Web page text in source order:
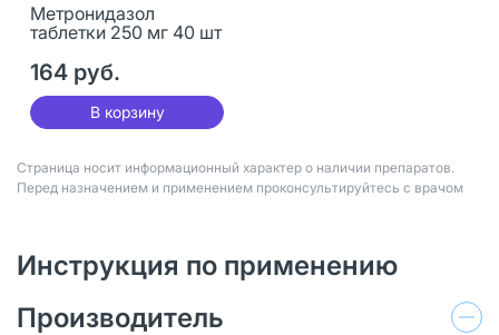
Метронидазол
таблетки 250 мг 40 шт
164 руб.
В корзину
Страница носит информационный характер о наличии препаратов.
Перед назначением и применением проконсультируйтесь с врачом
Инструкция по применению
Производитель